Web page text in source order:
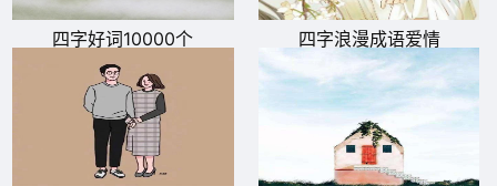
滋润互给日月度。时刻恩爱共缠绵，分秒祈福寿相同。修得
千年结夫妻，喜结连理幸福觅。祝愿永结共同心，但求白头
四字好词10000个 四字浪漫成语爱情